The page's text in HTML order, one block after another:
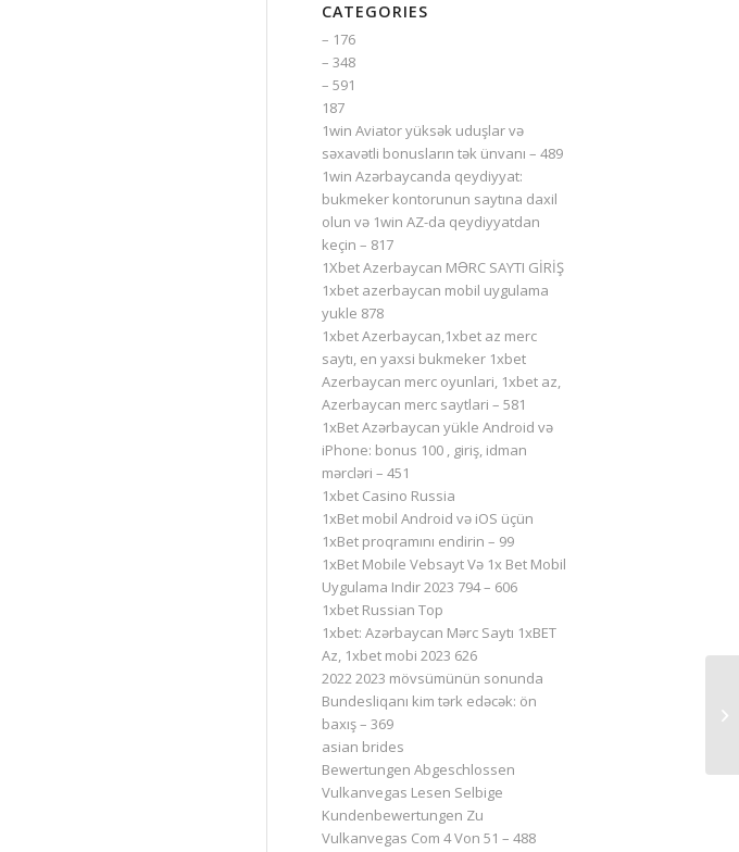
CATEGORIES
– 176
– 348
– 591
187
1win Aviator yüksək uduşlar və
səxavətli bonusların tək ünvanı – 489
1win Azərbaycanda qeydiyyat:
bukmeker kontorunun saytına daxil
olun və 1win AZ-da qeydiyyatdan
keçin – 817
1Xbet Azerbaycan MƏRC SAYTI GİRİŞ
1xbet azerbaycan mobil uygulama
yukle 878
1xbet Azerbaycan,1xbet az merc
saytı, en yaxsi bukmeker 1xbet
Azerbaycan merc oyunlari, 1xbet az,
Azerbaycan merc saytlari – 581
1xBet Azərbaycan yükle Android və
iPhone: bonus 100 , giriş, idman
mərcləri – 451
1xbet Casino Russia
1xBet mobil Android və iOS üçün
1xBet proqramını endirin – 99
1xBet Mobile Vebsayt Və 1x Bet Mobil
Uygulama Indir 2023 794 – 606
1xbet Russian Top
1xbet: Azərbaycan Mərc Saytı 1xBET
Az, 1xbet mobi 2023 626
2022 2023 mövsümünün sonunda
Bundesliqanı kim tərk edəcək: ön
baxış – 369
asian brides
Bewertungen Abgeschlossen
Vulkanvegas Lesen Selbige
Kundenbewertungen Zu
Vulkanvegas Com 4 Von 51 – 488